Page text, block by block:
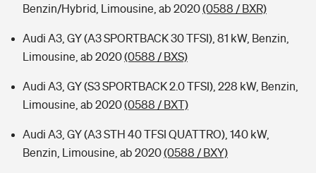
Benzin/Hybrid, Limousine, ab 2020(0588 / BXR)
Audi A3, GY (A3 SPORTBACK 30 TFSI), 81 kW, Benzin,
Limousine, ab 2020(0588 / BXS)
Audi A3, GY (S3 SPORTBACK 2.0 TFSI), 228 kW, Benzin,
Limousine, ab 2020(0588 / BXT)
Audi A3, GY (A3 STH 40 TFSI QUATTRO), 140 kW,
Benzin, Limousine, ab 2020(0588 / BXY)